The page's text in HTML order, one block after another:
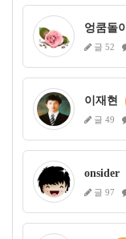
엉쿰돌이
글 52
이재현
글 49
onsider
글 97